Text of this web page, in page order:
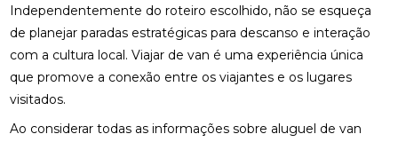
Independentemente do roteiro escolhido, não se esqueça
de planejar paradas estratégicas para descanso e interação
com a cultura local. Viajar de van é uma experiência única
que promove a conexão entre os viajantes e os lugares
visitados.
Ao considerar todas as informações sobre aluguel de van